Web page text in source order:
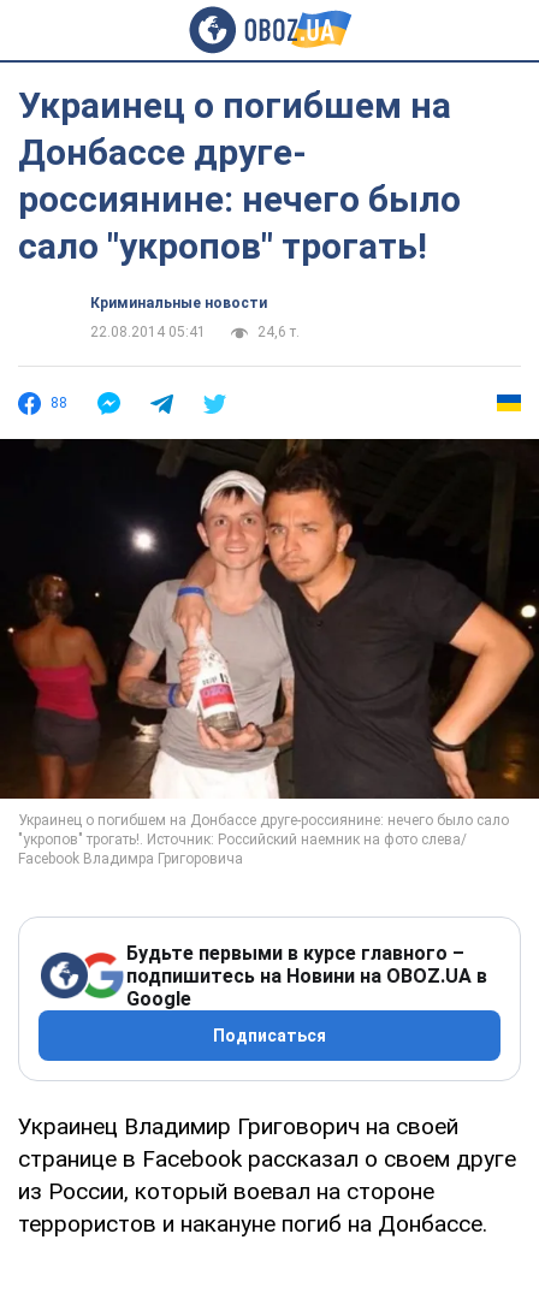
Украинец о погибшем на
Донбассе друге-
россиянине: нечего было
сало "укропов" трогать!
Криминальные новости
22.08.2014 05:41
24,6 т.
88
Будьте первыми в курсе главного –
подпишитесь на Новини на OBOZ.UA в
Google
Подписаться
Украинец Владимир Григоворич на своей
странице в Facebook рассказал о своем друге
из России, который воевал на стороне
террористов и накануне погиб на Донбассе.